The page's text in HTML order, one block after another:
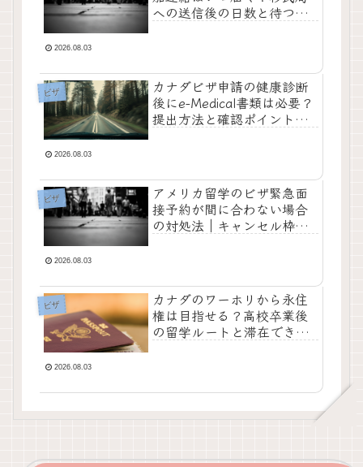
への送信後の日数と待つ際
2026.08.03
ビザ
カナダビザ申請の健康診断
後にe-Medical書類は必要？
提出方法と確認ポイントを
2026.08.03
ビザ
アメリカ留学のビザ緊急面
接予約が間に合わない場合
の対処法｜キャンセル枠や
2026.08.03
ビザ
カナダのワーホリから永住
権は目指せる？高校卒業後
の留学ルートと滞在できる
2026.08.03